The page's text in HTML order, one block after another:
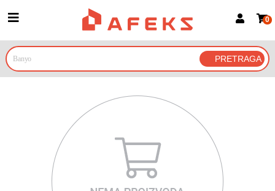
Prijava za članove
Prijavite se Google nalogom
0